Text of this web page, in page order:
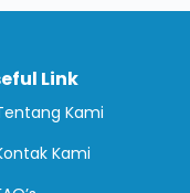
Link
Kami
Kami